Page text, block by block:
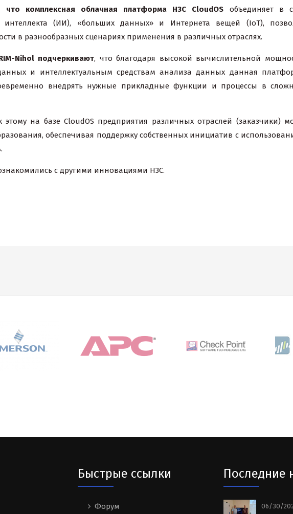
комплексная облачная платформа H3C CloudOS объединяет в
интеллекта (ИИ), «больших данных» и Интернета вещей (IoT),
в разнообразных сценариях применения в различных отраслях.
Nihol подчеркивают, что благодаря высокой вычислительной
и интеллектуальным средствам анализа данных данная
внедрять нужные прикладные функции и процессы в
на базе CloudOS предприятия различных отраслей (заказчики)
обеспечивая поддержку собственных инициатив с
с другими инновациями H3C.
Быстрые ссылки
Форум
Последние
06/30/